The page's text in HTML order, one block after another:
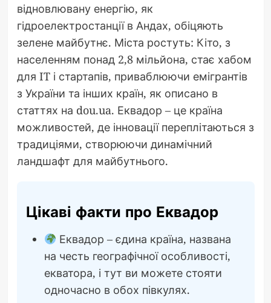
відновлювану енергію, як
гідроелектростанції в Андах, обіцяють
зелене майбутнє. Міста ростуть: Кіто, з
населенням понад 2,8 мільйона, стає хабом
для IT і стартапів, приваблюючи емігрантів
з України та інших країн, як описано в
статтях на dou.ua. Еквадор – це країна
можливостей, де інновації переплітаються з
традиціями, створюючи динамічний
ландшафт для майбутнього.
Цікаві факти про Еквадор
Еквадор – єдина країна, названа
на честь географічної особливості,
екватора, і тут ви можете стояти
одночасно в обох півкулях.